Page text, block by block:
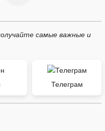
самые важные и
Телеграм